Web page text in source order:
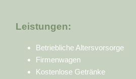
Leistungen:
Betriebliche Altersvorsorge
Firmenwagen
Kostenlose Getränke